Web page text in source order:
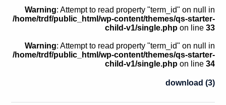
מחלקת תפעול
קולות קוראים
English
Warning: Attempt to read property "term_id" on null in
/home/trdf/public_html/wp-content/themes/qs-starter-
child-v1/single.phpon line 33
Warning: Attempt to read property "term_id" on null in
/home/trdf/public_html/wp-content/themes/qs-starter-
child-v1/single.phpon line 34
download (3)